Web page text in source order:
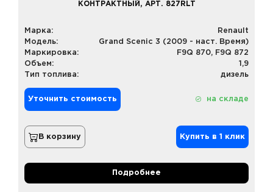
КОНТРАКТНЫЙ, АРТ. 827RLT
Марка:
Renault
Модель:
Grand Scenic 3 (2009 - наст. Время)
Маркировка:
F9Q 870, F9Q 872
Объем:
1,9
Тип топлива:
дизель
Уточнить стоимость на складе
В корзину Купить в 1 клик
Подробнее